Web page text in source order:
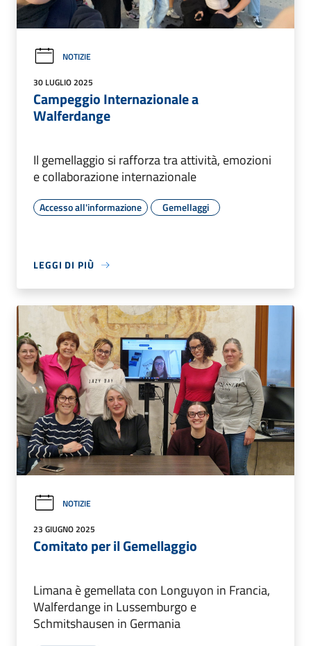
NOTIZIE
30 LUGLIO 2025
Campeggio Internazionale a
Walferdange
Il gemellaggio si rafforza tra attività, emozioni
e collaborazione internazionale
Accesso all'informazione Gemellaggi
LEGGI DI PIÙ
NOTIZIE
23 GIUGNO 2025
Comitato per il Gemellaggio
Limana è gemellata con Longuyon in Francia,
Walferdange in Lussemburgo e
Schmitshausen in Germania